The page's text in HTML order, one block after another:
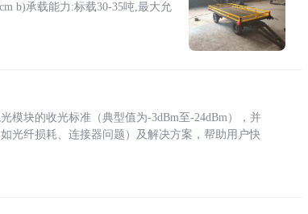
b)承载能力:标载30-35吨,最大允
模块的收光标准（典型值为-3dBm至-24dBm），并
光纤损耗、连接器问题）及解决方案，帮助用户快